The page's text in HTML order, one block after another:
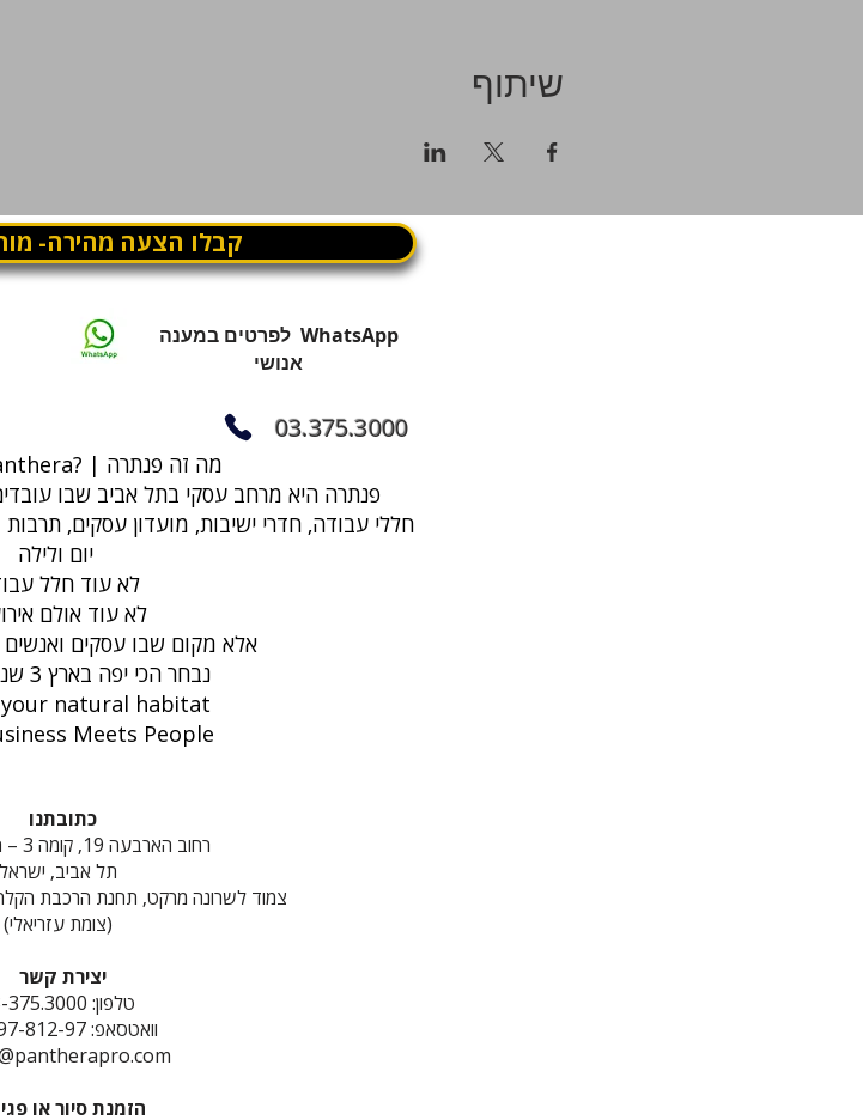
שיתוף
קבלו הצעה מהירה-
WhatsApp לפרטים במענה
אנושי
03.375.3000
What is Panthera? | מה זה פנתרה
חללי עבודה, חדרי ישיבות, מועדון עסקים,
לא עוד חלל
לא עוד אולם
אלא מקום שבו עסקים
נבחר הכי יפה בארץ 3 שנים ברציפות
natural habitat
Meets People
כתובתנו
רחוב הארבעה 19, קומה 3 – המגדל התיכון
תל אביב, ישראל
צמוד לשרונה מרקט, תחנת הרכבת
(צומת עזריאלי)
יצירת קשר
טלפון: 03-375.3000
וואטסאפ: 054-97-812-97
הזמנת סיור או